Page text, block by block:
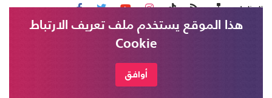
تابعنا على
هذا الموقع يستخدم ملف تعريف الارتباط
Cookie
أوافق